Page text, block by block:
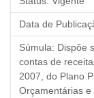
Data de
Súmula: Dispõe
contas de
2007, do Plano
Orçamentárias e